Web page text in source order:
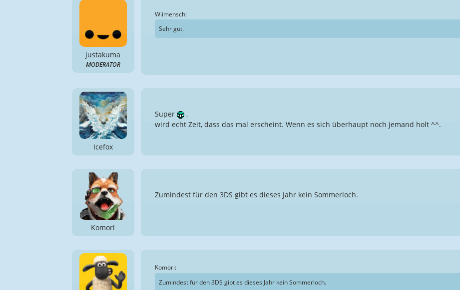
justakuma
MODERATOR
Wiimensch:
Sehr gut.
Icefox
Super
,
wird echt Zeit, dass das mal erscheint. Wenn es sich überhaupt noch jemand holt ^^.
Komori
Zumindest für den 3DS gibt es dieses Jahr kein Sommerloch.
Komori:
Zumindest für den 3DS gibt es dieses Jahr kein Sommerloch.